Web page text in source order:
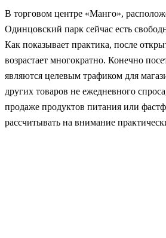
В торговом центре «Манго»,
Одинцовский парк сейчас есть
Как показывает практика, после
возрастает многократно. Конечно
являются целевым трафиком для
других товаров не ежедневного
продаже продуктов питания или
рассчитывать на внимание